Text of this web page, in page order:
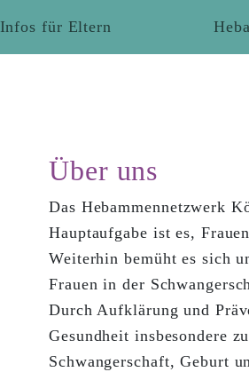
Infos für Eltern
Über uns
Das Hebammennetzwerk
Hauptaufgabe ist es,
Weiterhin bemüht es sich
Frauen in der
Durch Aufklärung und
Gesundheit insbesondere
Schwangerschaft, Geburt